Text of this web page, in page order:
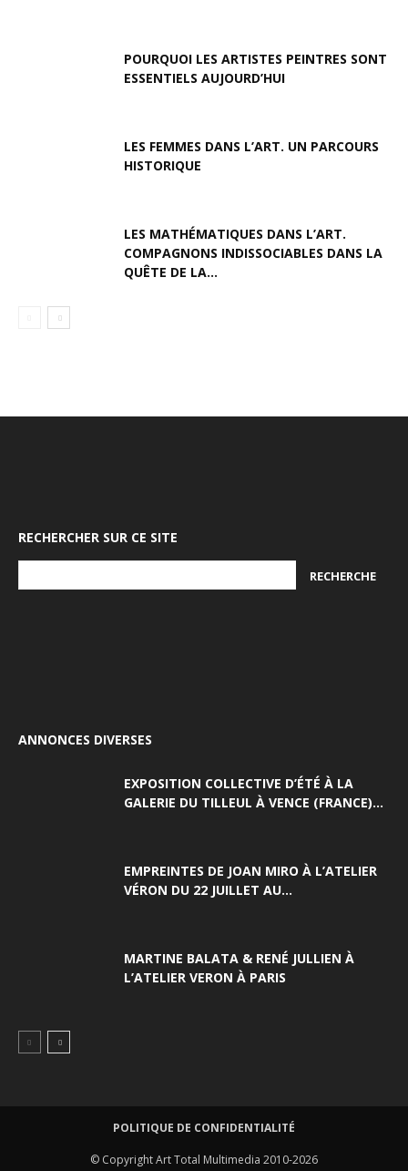
POURQUOI LES ARTISTES PEINTRES SONT
ESSENTIELS AUJOURD’HUI
LES FEMMES DANS L’ART. UN PARCOURS
HISTORIQUE
LES MATHÉMATIQUES DANS L’ART.
COMPAGNONS INDISSOCIABLES DANS LA
QUÊTE DE LA...
RECHERCHER SUR CE SITE
ANNONCES DIVERSES
EXPOSITION COLLECTIVE D’ÉTÉ À LA
GALERIE DU TILLEUL À VENCE (FRANCE)...
EMPREINTES DE JOAN MIRO À L’ATELIER
VÉRON DU 22 JUILLET AU...
MARTINE BALATA & RENÉ JULLIEN À
L’ATELIER VERON À PARIS
POLITIQUE DE CONFIDENTIALITÉ
© Copyright Art Total Multimedia 2010-2026